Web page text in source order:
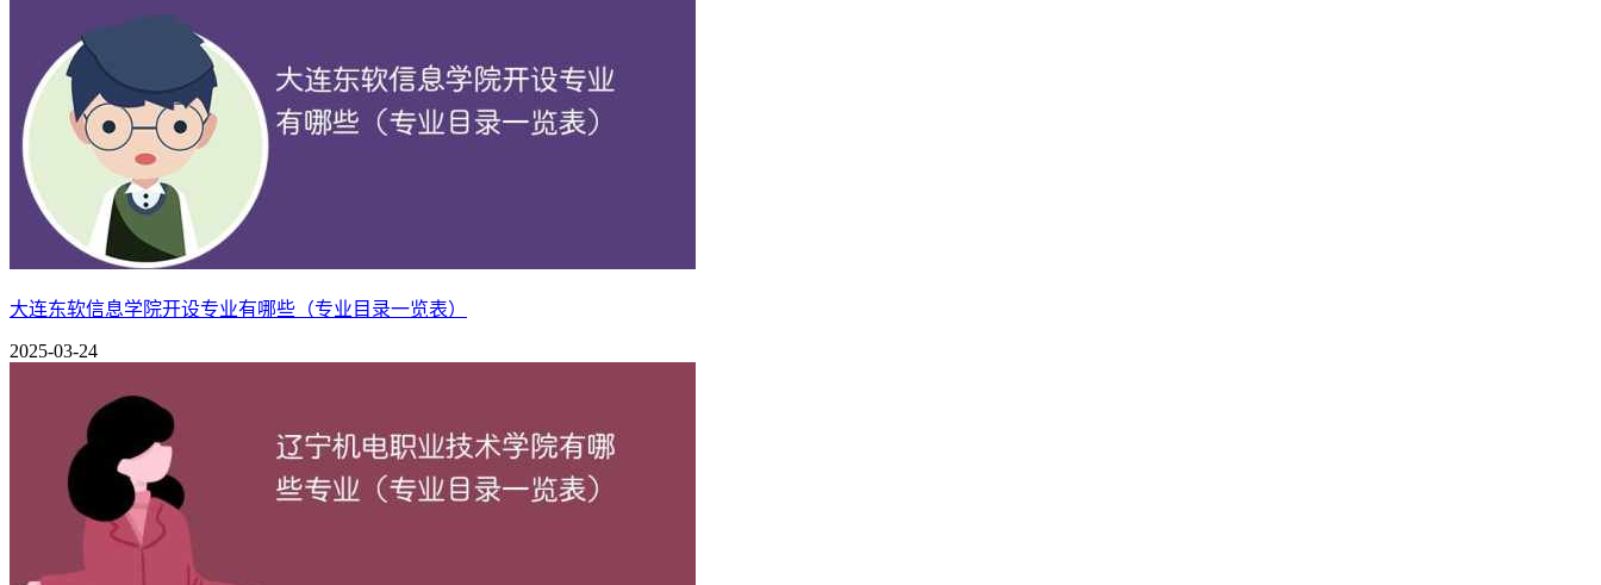
文学与艺术系(马克思主义教研部)
环境设计
汉语言文学
基础教学部
中国矿业大学徐海学院简介：
中国矿业大学徐海学院是中国矿业大学以新机制举办的独立学院，成立于1999年，2003年经教育部批准作为独立学院办学，是江苏省最早批准办学的独立学院之一。学院坐落于淮海经济区中
邻，位于城市繁华地带，购物、餐饮、休闲等生活服务设施配套完善，多路公交车及地铁3号线直达校园门口，交通便利。校园内有完备的教学研究设施，现已建成并投入使用各类实验室88
个。其中，计算机实验室20个、英语语音室4个、信电实验室27个、机电实验室19个、物理实验中心6个、建工实验室8个、经管实验室2个、文艺实验室2个，另有工程训练中心1个、画室3
个。有藏书2000多万册（件）的图书馆，以及配套齐全的文化、体育、生活设施，为学生的成长成才创造了良好条件。目前，学院共有普通本科学生9000余人。
在“双良杯”第三届江苏省大学生节能减排社会实践与科技竞赛中，荣获江苏省二等奖2项、三等奖2项；
猜你喜欢：
中国矿业大学徐海学院是几本？一本还是二本
大连东软信息学院开设专业有哪些（专业目录一览表）
2025-03-24